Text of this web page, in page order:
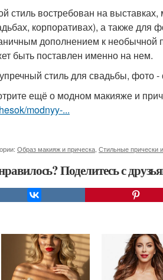
стиль востребован на
корпоративах), а также для
дополнением к необычной
быть поставлен именно на нем.
стиль для свадьбы, фото
ещё о модном макияже и
modnyy-...
Образ макияж и прическа Стильные прически
Поделитесь с